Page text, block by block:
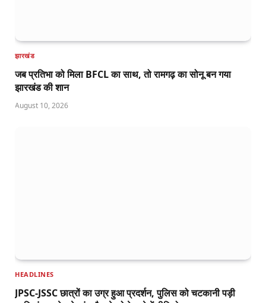
झारखंड
जब प्रतिभा को मिला BFCL का साथ, तो रामगढ़ का सोनू बन गया
झारखंड की शान
August 10, 2026
HEADLINES
JPSC-JSSC छात्रों का उग्र हुआ प्रदर्शन, पुलिस को चटकानी पड़ी